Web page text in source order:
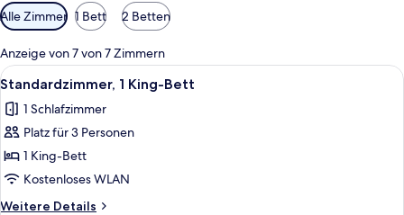
Verfügbare
Filter
für
Zimmer
Alle Zimmer 1 Bett 2 Betten
Anzeige von 7 von 7 Zimmern
Alle
Fotos
für
Standardzimmer,
1 King-
Bett
anzeigen
Ein kleines Hotelzimmer mit einem
13
Standardzimmer, 1 King-Bett
1 Schlafzimmer
Platz für 3 Personen
1 King-Bett
Kostenloses WLAN
Weitere Details
Weitere